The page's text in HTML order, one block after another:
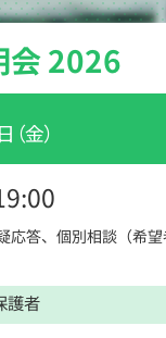
会 2026
日（金）
応答、個別相談（希
護者